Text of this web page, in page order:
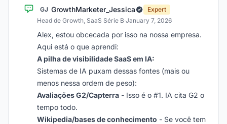
GJ GrowthMarketer_Jessica
Expert
Head de Growth, SaaS Série B·January 7, 2026
Alex, estou obcecada por isso na nossa empresa.
Aqui está o que aprendi:
A pilha de visibilidade SaaS em IA:
Sistemas de IA puxam dessas fontes (mais ou
menos nessa ordem de peso):
Avaliações G2/Capterra - Isso é o #1. IA cita G2 o
tempo todo.
Wikipedia/bases de conhecimento - Se você tem